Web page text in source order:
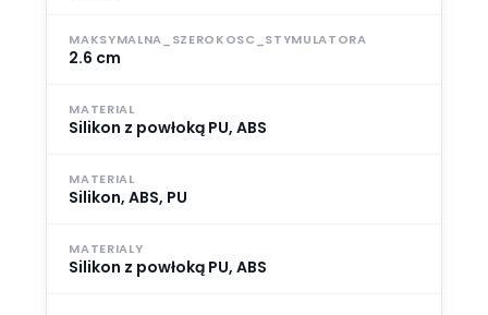
MAKSYMALNA_SZEROKOSC_STYMULATORA
2.6 cm
MATERIAL
Silikon z powłoką PU, ABS
MATERIAL
Silikon, ABS, PU
MATERIALY
Silikon z powłoką PU, ABS